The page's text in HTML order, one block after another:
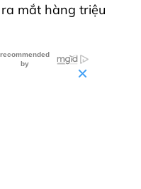
mắt hàng triệu